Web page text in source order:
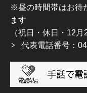
※昼の時間帯はお待
ます
（祝日・休日・12
代表電話番号：